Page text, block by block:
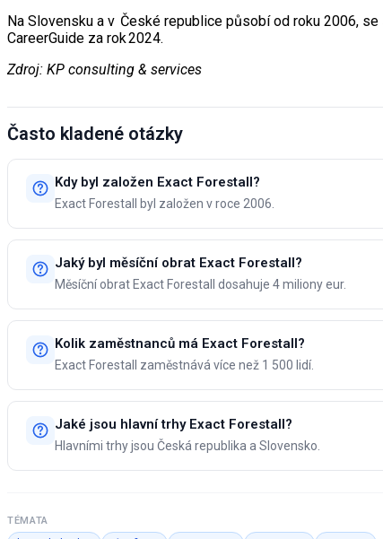
Na Slovensku a v České republice působí od roku 2006,
CareerGuide za rok 2024.
Zdroj: KP consulting & services
Často kladené otázky
Kdy byl založen Exact Forestall?
Exact Forestall byl založen v roce 2006.
Jaký byl měsíční obrat Exact Forestall?
Měsíční obrat Exact Forestall dosahuje 4 miliony eur.
Kolik zaměstnanců má Exact Forestall?
Exact Forestall zaměstnává více než 1 500 lidí.
Jaké jsou hlavní trhy Exact Forestall?
Hlavními trhy jsou Česká republika a Slovensko.
TÉMATA